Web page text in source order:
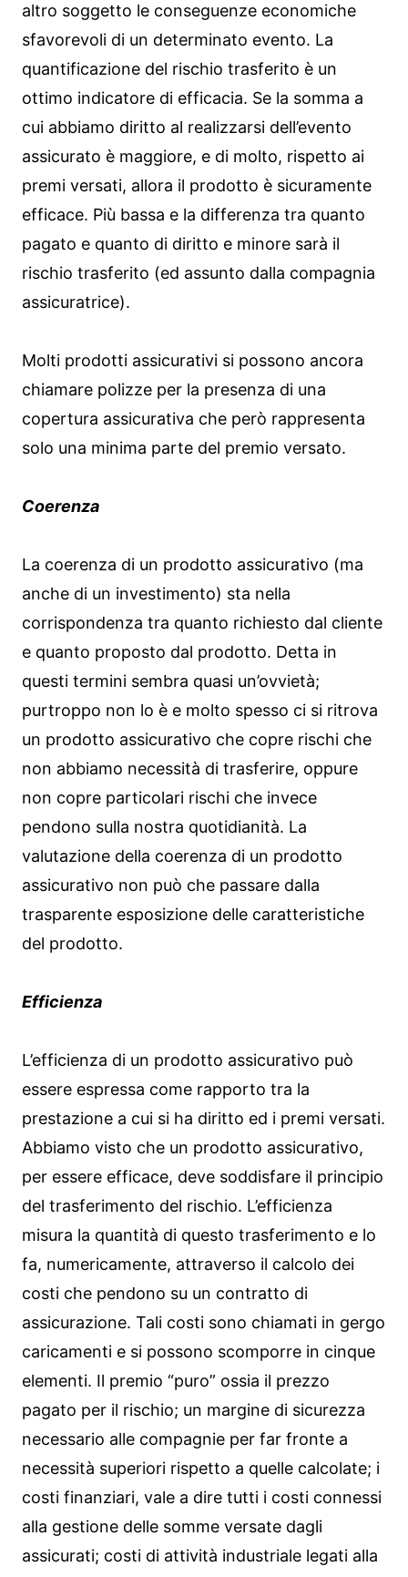
altro soggetto le conseguenze economiche
sfavorevoli di un determinato evento. La
quantificazione del rischio trasferito è un
ottimo indicatore di efficacia. Se la somma a
cui abbiamo diritto al realizzarsi dell’evento
assicurato è maggiore, e di molto, rispetto ai
premi versati, allora il prodotto è sicuramente
efficace. Più bassa e la differenza tra quanto
pagato e quanto di diritto e minore sarà il
rischio trasferito (ed assunto dalla compagnia
assicuratrice).
Molti prodotti assicurativi si possono ancora
chiamare polizze per la presenza di una
copertura assicurativa che però rappresenta
solo una minima parte del premio versato.
Coerenza
La coerenza di un prodotto assicurativo (ma
anche di un investimento) sta nella
corrispondenza tra quanto richiesto dal cliente
e quanto proposto dal prodotto. Detta in
questi termini sembra quasi un’ovvietà;
purtroppo non lo è e molto spesso ci si ritrova
un prodotto assicurativo che copre rischi che
non abbiamo necessità di trasferire, oppure
non copre particolari rischi che invece
pendono sulla nostra quotidianità. La
valutazione della coerenza di un prodotto
assicurativo non può che passare dalla
trasparente esposizione delle caratteristiche
del prodotto.
Efficienza
L’efficienza di un prodotto assicurativo può
essere espressa come rapporto tra la
prestazione a cui si ha diritto ed i premi versati.
Abbiamo visto che un prodotto assicurativo,
per essere efficace, deve soddisfare il principio
del trasferimento del rischio. L’efficienza
misura la quantità di questo trasferimento e lo
fa, numericamente, attraverso il calcolo dei
costi che pendono su un contratto di
assicurazione. Tali costi sono chiamati in gergo
caricamenti e si possono scomporre in cinque
elementi. Il premio “puro” ossia il prezzo
pagato per il rischio; un margine di sicurezza
necessario alle compagnie per far fronte a
necessità superiori rispetto a quelle calcolate; i
costi finanziari, vale a dire tutti i costi connessi
alla gestione delle somme versate dagli
assicurati; costi di attività industriale legati alla